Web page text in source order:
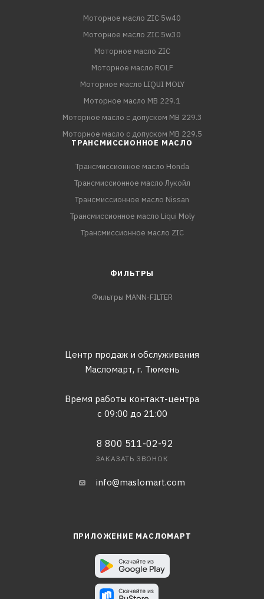
Моторное масло ZIC 5w40
Моторное масло ZIC 5w30
Моторное масло ZIC
Моторное масло ROLF
Моторное масло LIQUI MOLY
Моторное масло MB 229.1
Моторное масло с допуском MB 229.3
Моторное масло с допуском MB 229.5
ТРАНСМИССИОННОЕ МАСЛО
Трансмиссионное масло Honda
Трансмиссионное масло Лукойл
Трансмиссионное масло Nissan
Трансмиссионное масло Liqui Moly
Трансмиссионное масло ZIC
ФИЛЬТРЫ
Фильтры MANN-FILTER
Центр продаж и обслуживания
Масломарт, г. Тюмень
Время работы контакт-центра
с 09:00 до 21:00
8 800 511-02-92
ЗАКАЗАТЬ ЗВОНОК
info@maslomart.com
ПРИЛОЖЕНИЕ МАСЛОМАРТ